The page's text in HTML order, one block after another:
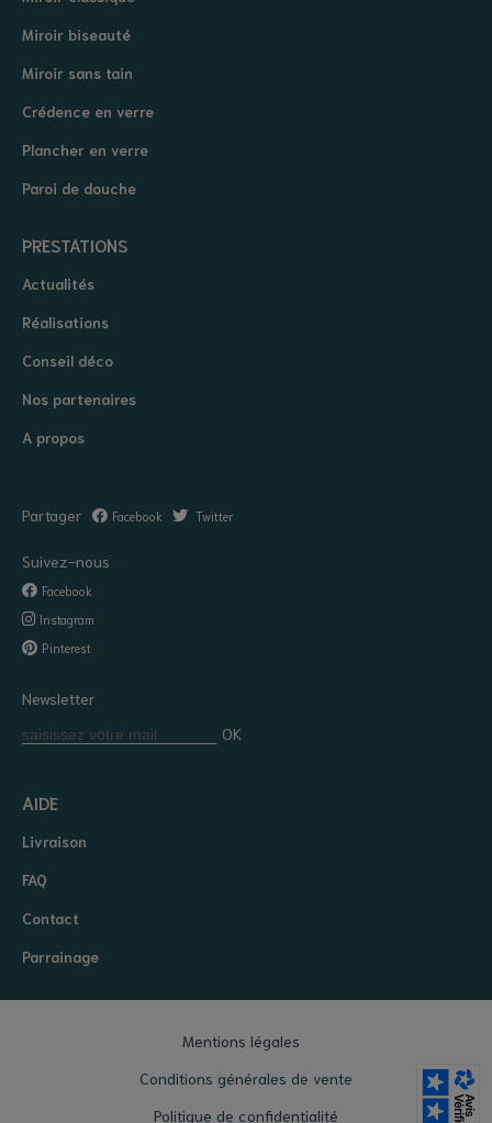
Miroir biseauté
Miroir sans tain
Crédence en verre
Plancher en verre
Paroi de douche
PRESTATIONS
Actualités
Réalisations
Conseil déco
Nos partenaires
A propos
Partager Facebook Twitter
Suivez-nous
Facebook
Instagram
Pinterest
Newsletter
OK
AIDE
Livraison
FAQ
Contact
Parrainage
Mentions légales
Conditions générales de vente
Politique de confidentialité